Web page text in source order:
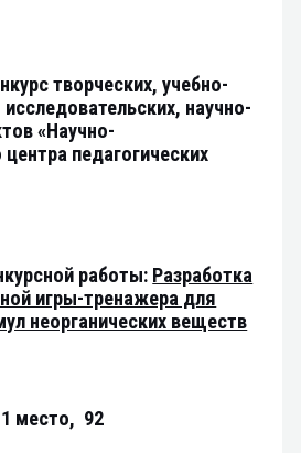
творческих, учебно-
научно-
«Научно-
педагогических
работы: Разработка
игры-тренажера для
неорганических веществ
место, 92